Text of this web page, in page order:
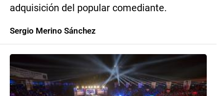
adquisición del popular comediante.
Sergio Merino Sánchez